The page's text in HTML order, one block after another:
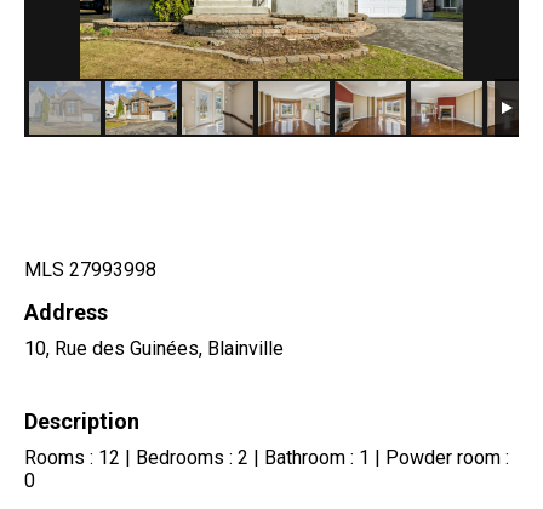
MLS 27993998
Address
10, Rue des Guinées, Blainville
Description
Rooms : 12 | Bedrooms : 2 | Bathroom : 1 | Powder room :
0